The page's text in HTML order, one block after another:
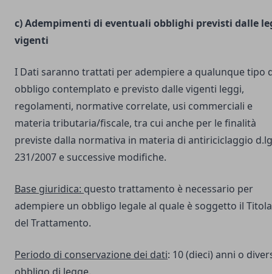
c) Adempimenti di eventuali obblighi previsti dalle
vigenti
I Dati saranno trattati per adempiere a qualunque tipo
obbligo contemplato e previsto dalle vigenti leggi,
regolamenti, normative correlate, usi commerciali e
materia tributaria/fiscale, tra cui anche per le finalità
previste dalla normativa in materia di antiriciclaggio
231/2007 e successive modifiche.
Base giuridica: questo trattamento è necessario per
adempiere un obbligo legale al quale è soggetto il
del Trattamento.
Periodo di conservazione dei dati: 10 (dieci) anni o